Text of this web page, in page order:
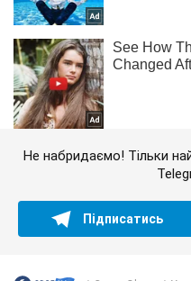
Не набридаємо! Тільки
Підписатись